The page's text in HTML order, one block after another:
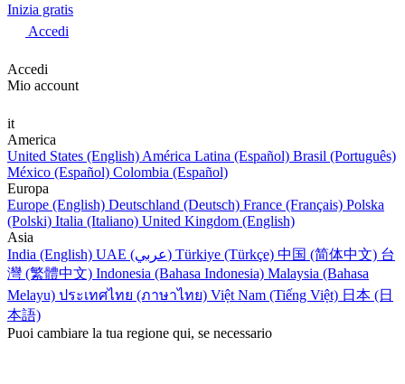
Inizia gratis
Accedi
Accedi
Mio account
it
America
United States (English) América Latina (Español) Brasil (Português)
México (Español) Colombia (Español)
Europa
Europe (English) Deutschland (Deutsch) France (Français) Polska
(Polski) Italia (Italiano) United Kingdom (English)
Asia
India (English)
UAE (عربي) Türkiye (Türkçe) 中国 (简体中文) 台
灣 (繁體中文) Indonesia (Bahasa Indonesia) Malaysia (Bahasa
Melayu) ประเทศไทย (ภาษาไทย) Việt Nam (Tiếng Việt) 日本 (日
本語)
Puoi cambiare la tua regione qui, se necessario